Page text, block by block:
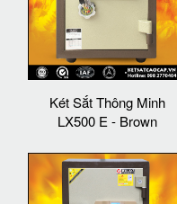
Két Sắt Thông Minh
LX500 E - Brown